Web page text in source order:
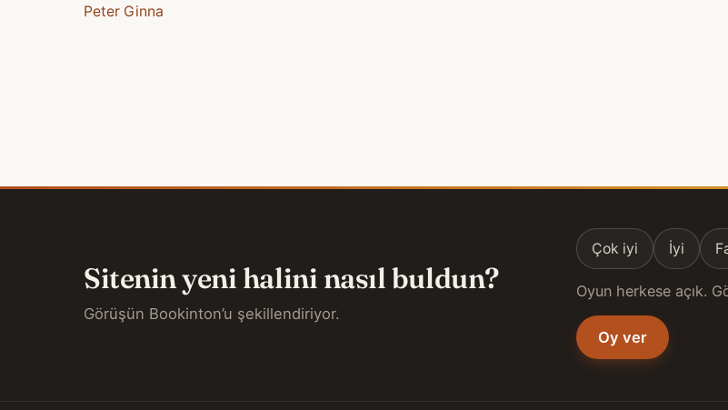
Peter Ginna
Sitenin yeni halini nasıl buldun?
Görüşün Bookinton’u şekillendiriyor.
Çok iyi İyi
Oyun herkese açık.
Oy ver